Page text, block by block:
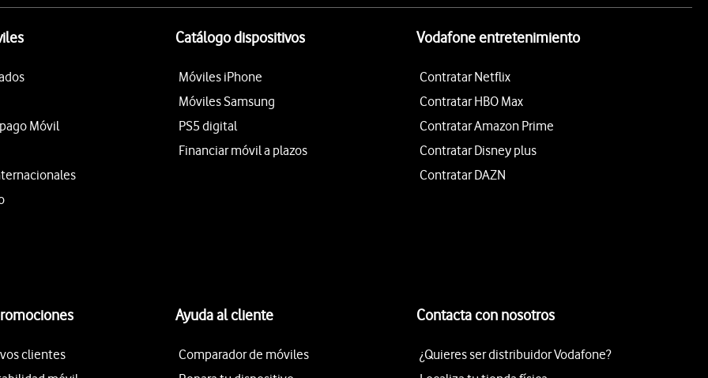
Móvil
Catálogo dispositivos
Móviles iPhone
Móviles Samsung
PS5 digital
Financiar móvil a plazos
Vodafone entretenimiento
Contratar Netflix
Contratar HBO Max
Contratar Amazon Prime
Contratar Disney plus
Contratar DAZN
clientes
Ayuda al cliente
Comparador de móviles
Contacta con nosotros
¿Quieres ser distribuidor Vodafone?